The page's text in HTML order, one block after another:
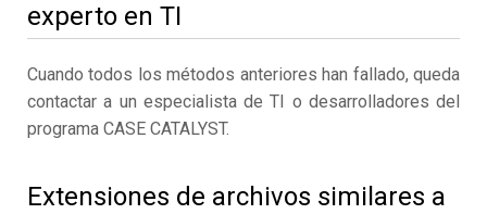
experto en TI
Cuando todos los métodos anteriores han fallado, queda
contactar a un especialista de TI o desarrolladores del
programa CASE CATALYST.
Extensiones de archivos similares a